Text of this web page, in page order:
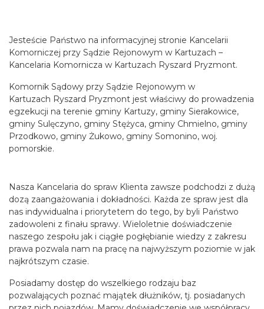
Jesteście Państwo na informacyjnej stronie Kancelarii
Komorniczej przy Sądzie Rejonowym w Kartuzach –
Kancelaria Komornicza w Kartuzach Ryszard Pryzmont.
Komornik Sądowy przy Sądzie Rejonowym w
Kartuzach Ryszard Pryzmont jest właściwy do prowadzenia
egzekucji na terenie gminy Kartuzy, gminy Sierakowice,
gminy Sulęczyno, gminy Stężyca, gminy Chmielno, gminy
Przodkowo, gminy Żukowo, gminy Somonino, woj.
pomorskie.
Nasza Kancelaria do spraw Klienta zawsze podchodzi z dużą
dozą zaangażowania i dokładności. Każda ze spraw jest dla
nas indywidualna i priorytetem do tego, by byli Państwo
zadowoleni z finału sprawy. Wieloletnie doświadczenie
naszego zespołu jak i ciągłe pogłębianie wiedzy z zakresu
prawa pozwala nam na pracę na najwyższym poziomie w jak
najkrótszym czasie.
Posiadamy dostęp do wszelkiego rodzaju baz
pozwalających poznać majątek dłużników, tj. posiadanych